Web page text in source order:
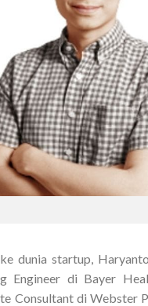
dunia startup,
Engineer di Bayer
Consultant di Webster